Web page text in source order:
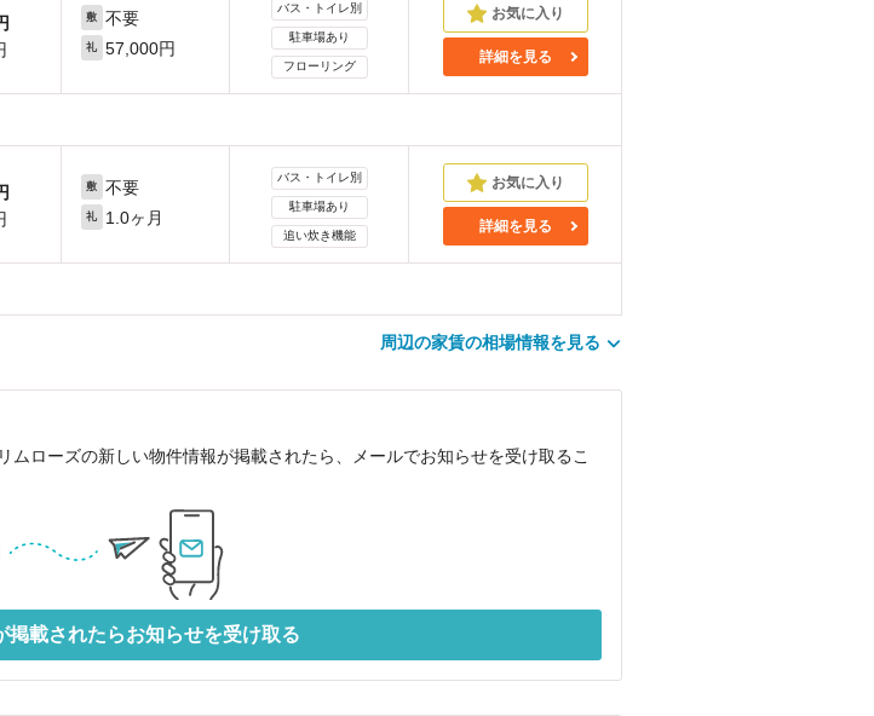
敷 不要
礼 57,000円
バス・トイレ別
駐車場あり
フローリング
詳細を見る
敷 不要
礼 1.0ヶ月
バス・トイレ別
駐車場あり
追い炊き機能
詳細を見る
周辺の家賃の相場情報を見る
ローズの新しい物件情報が掲載されたら、メールでお知らせを受け取るこ
掲載されたらお知らせを受け取る